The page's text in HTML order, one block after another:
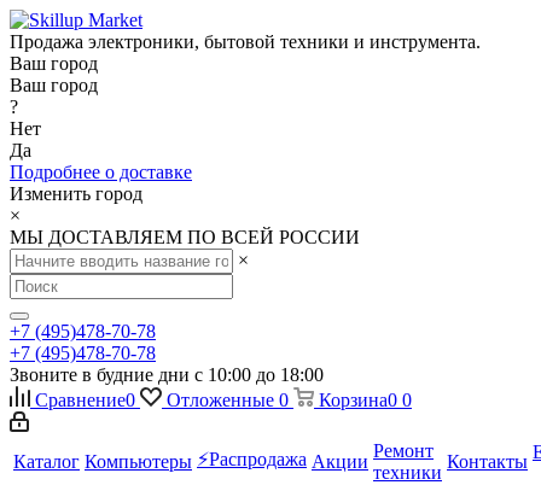
Продажа электроники, бытовой техники и инструмента.
Ваш город
Ваш город
?
Нет
Да
Подробнее о доставке
Изменить город
×
МЫ ДОСТАВЛЯЕМ ПО ВСЕЙ РОССИИ
×
+7 (495)478-70-78
+7 (495)478-70-78
Звоните в будние дни с 10:00 до 18:00
Сравнение0 Отложенные 0 Корзина0 0
Каталог Компьютеры ⚡️Распродажа Акции
Ремонт
техники
Контакты